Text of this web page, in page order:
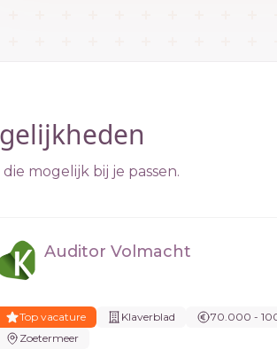
mogelijk bij je passen.
Auditor Volmacht
Top vacature Klaverblad 70.000 -
Zoetermeer